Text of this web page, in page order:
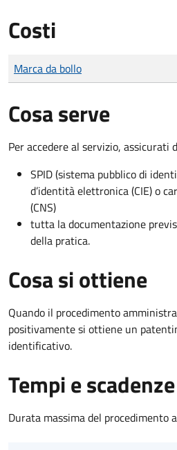
Costi
Tipo di pagamento
Importo
Marca da bollo
Cosa serve
Per accedere al servizio, assicurati
SPID (sistema pubblico di
d’identità elettronica (CIE) o
(CNS)
tutta la documentazione
della pratica.
Cosa si ottiene
Quando il procedimento
positivamente si ottiene un
identificativo.
Tempi e scadenze
Durata massima del procedimento